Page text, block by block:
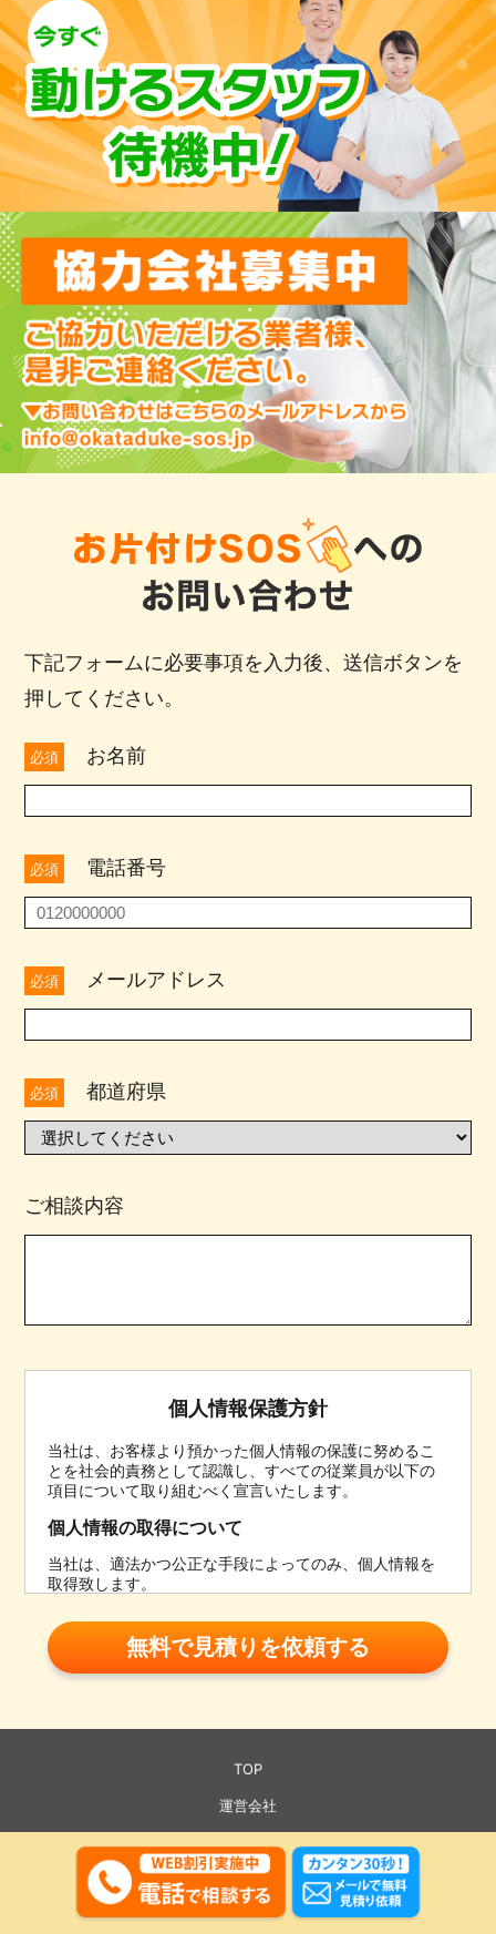
下記フォームに必要事項を入力後、送信ボタンを
押してください。
必須 お名前
必須 電話番号
必須 メールアドレス
必須 都道府県
ご相談内容
個人情報保護方針
当社は、お客様より預かった個人情報の保護に努めるこ
とを社会的責務として認識し、すべての従業員が以下の
項目について取り組むべく宣言いたします。
個人情報の取得について
当社は、適法かつ公正な手段によってのみ、個人情報を
取得致します。
個人情報の利用について
当社は、個人情報を取得の際に示した利用目的の範囲内
で、業務の遂行上必要な限りにおいて、利用致します。
個人情報の第三者提供について
当社は、以下の場合を除いて、お客様の個人情報を第三
者に提供することはありません。
お客様が事前に第三者に提供する旨を同意されている場
法律等により、提供が必要とされている場合。
TOP
運営会社
© 2022 okataduke sos All Rights Reserved.